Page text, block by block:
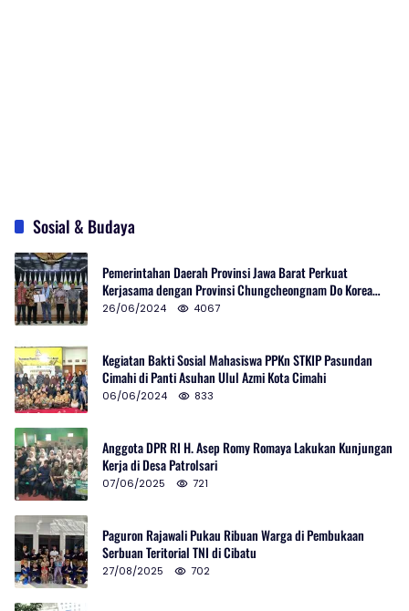
Sosial & Budaya
Pemerintahan Daerah Provinsi Jawa Barat Perkuat
Kerjasama dengan Provinsi Chungcheongnam Do Korea
Selatan
26/06/2024 4067
Kegiatan Bakti Sosial Mahasiswa PPKn STKIP Pasundan
Cimahi di Panti Asuhan Ulul Azmi Kota Cimahi
06/06/2024 833
Anggota DPR RI H. Asep Romy Romaya Lakukan Kunjungan
Kerja di Desa Patrolsari
07/06/2025 721
Paguron Rajawali Pukau Ribuan Warga di Pembukaan
Serbuan Teritorial TNI di Cibatu
27/08/2025 702